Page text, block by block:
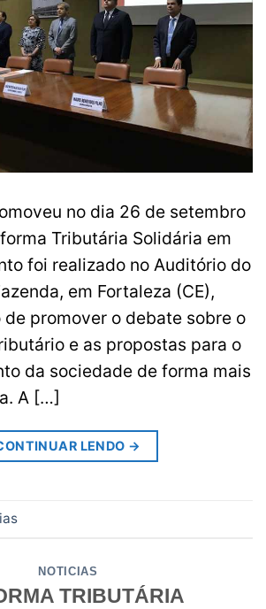
no dia 26 de setembro
Tributária Solidária em
foi realizado no Auditório do
em Fortaleza (CE),
promover o debate sobre o
e as propostas para o
da sociedade de forma mais
A […]
LENDO →
NOTICIAS
TRIBUTÁRIA